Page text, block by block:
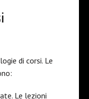
di corsi. Le
Le lezioni